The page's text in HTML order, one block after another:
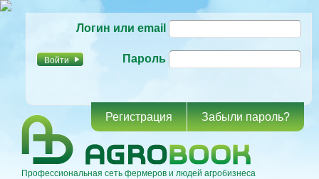
основному
Логин или email
Пароль
Регистрация Забыли пароль?
Профессиональная сеть фермеров и людей агробизнеса